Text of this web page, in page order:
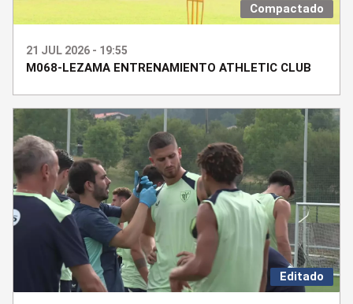
Compactado
21 JUL 2026 - 19:55
M068-LEZAMA ENTRENAMIENTO ATHLETIC CLUB
Editado